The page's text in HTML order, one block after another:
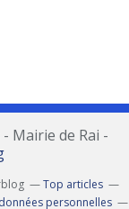
Mairie de Rai -
Top articles
personnelles